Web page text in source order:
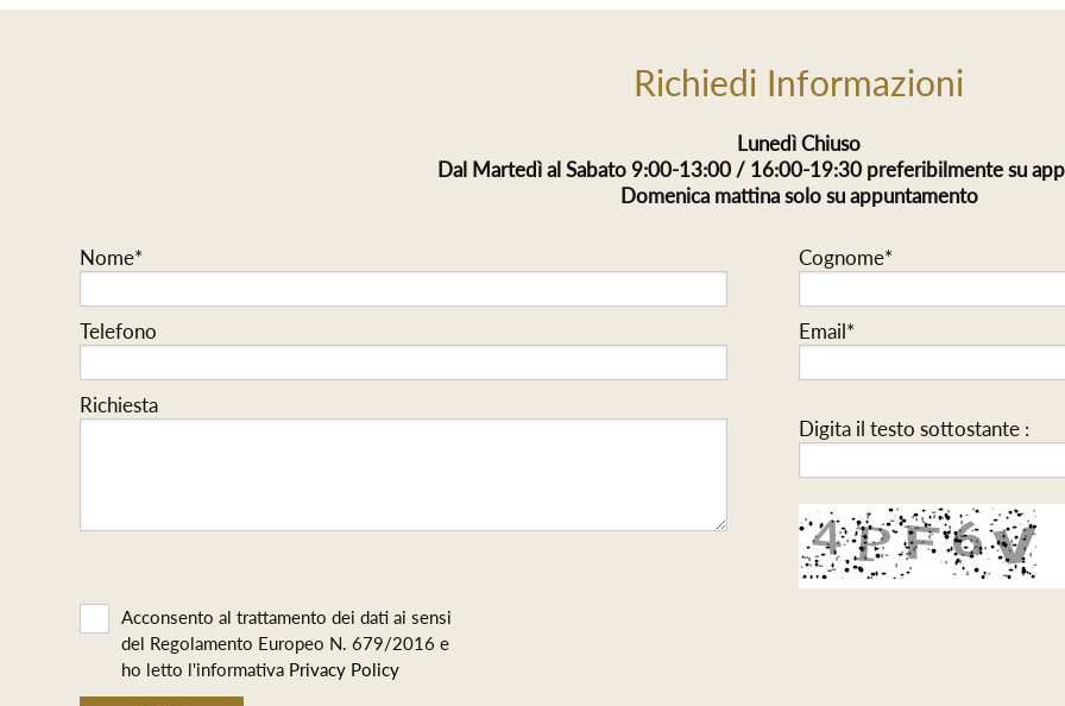
Richiedi Informazioni
Lunedì Chiuso
Dal Martedì al Sabato 9:00-13:00 / 16:00-19:30 preferibilmente su
Domenica mattina solo su appuntamento
Nome* Cognome*
Telefono Email*
Richiesta
Digita il testo sottostante :
Acconsento al trattamento dei dati ai sensi
del Regolamento Europeo N. 679/2016 e
ho letto l'informativa Privacy Policy